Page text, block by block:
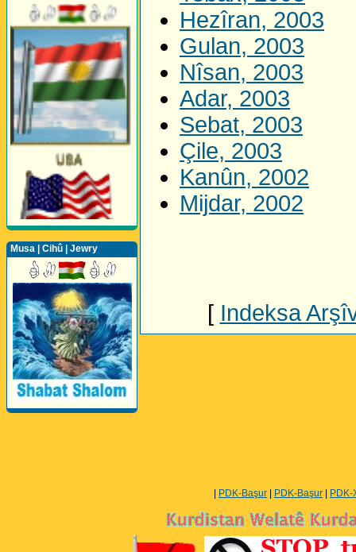
Perwerde ya Zimanê
Kurdî û Îngîlîzî
Musa | Cihû | Jewry
Hezîran, 2003
Gulan, 2003
Nîsan, 2003
Adar, 2003
Sebat, 2003
Çile, 2003
Kanûn, 2002
Mijdar, 2002
[ Indeksa
PDK-Başur PDK-Başur